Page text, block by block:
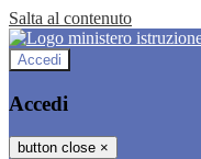
Salta al contenuto
Accedi
Accedi
button close ×